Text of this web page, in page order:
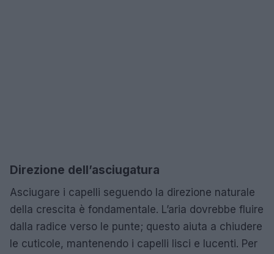
Direzione dell’asciugatura
Asciugare i capelli seguendo la direzione naturale
della crescita è fondamentale. L’aria dovrebbe fluire
dalla radice verso le punte; questo aiuta a chiudere
le cuticole, mantenendo i capelli lisci e lucenti. Per